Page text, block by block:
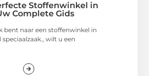
Stoffenwinkel in
Complete Gids
bent naar een stoffenwinkel in
wilt u een